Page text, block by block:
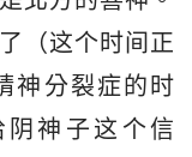
（这个时间正
神分裂症的时
神子这个信